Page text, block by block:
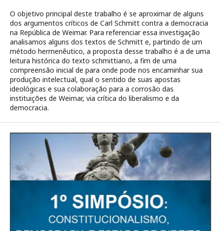
O objetivo principal deste trabalho é se aproximar de alguns
dos argumentos críticos de Carl Schmitt contra a democracia
na República de Weimar. Para referenciar essa investigação
analisamos alguns dos textos de Schmitt e, partindo de um
método hermenêutico, a proposta desse trabalho é a de uma
leitura histórica do texto schmittiano, a fim de uma
compreensão inicial de para onde pode nos encaminhar sua
produção intelectual, qual o sentido de suas apostas
ideológicas e sua colaboração para a corrosão das
instituições de Weimar, via crítica do liberalismo e da
democracia.